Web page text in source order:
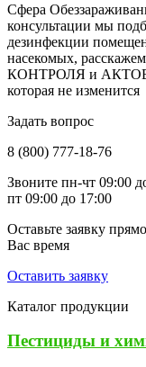
Сфера
консультации мы
дезинфекции
насекомых,
КОНТРОЛЯ и АКТОВ
которая не изменится
Задать вопрос
8 (800) 777-18-76
Звоните пн-чт 09:00
пт 09:00 до 17:00
Оставьте заявку
Вас время
Оставить заявку
Каталог продукции
Пестициды и